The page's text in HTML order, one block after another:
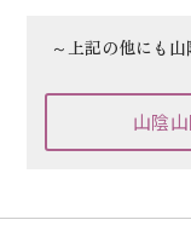
～上記の他にも
山陰山